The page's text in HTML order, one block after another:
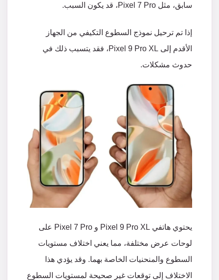
سابق، مثل ، قد يكون السبب.
إذا تم ترحيل نموذج السطوع التكيفي من الجهاز
الأقدم إلى ، فقد يتسبب ذلك في
حدوث مشكلات.
يحتوي هاتفي و
على
لوحات عرض مختلفة، مما يعني اختلاف مستويات
السطوع والمنحنيات الخاصة بهما. وقد يؤدي هذا
الاختلاف إلى توقعات غير صحيحة لمستويات السطوع